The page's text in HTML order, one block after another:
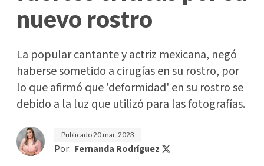
nuevo rostro
La popular cantante y actriz mexicana, negó
haberse sometido a cirugías en su rostro, por
lo que afirmó que 'deformidad' en su rostro se
debido a la luz que utilizó para las fotografías.
Publicado20 mar. 2023
Por: Fernanda Rodríguez